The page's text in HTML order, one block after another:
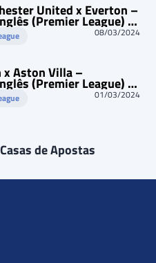
United x Everton –
(Premier League) –
08/03/2024
x Aston Villa –
(Premier League) –
01/03/2024
de Apostas